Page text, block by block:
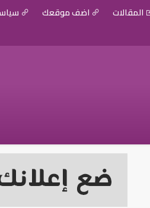
المقالات اضف موقعك